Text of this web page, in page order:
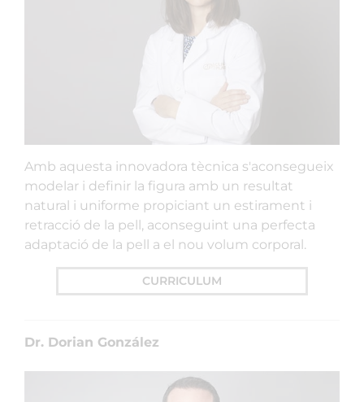
Amb aquesta innovadora tècnica s'aconsegueix
modelar i definir la figura amb un resultat
natural i uniforme propiciant un estirament i
retracció de la pell, aconseguint una perfecta
adaptació de la pell a el nou volum corporal.
CURRICULUM
Dr. Dorian González